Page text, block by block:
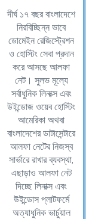
দীর্ঘ ১৭ বছর বাংলাদেশে
নিরবিচ্ছিন্ন ভাবে
ডোমেইন রেজিস্ট্রেশন
ও হোস্টিং সেবা প্রদান
করে আসছে আলফা
নেট। সুলভ মূল্যে
সর্বাধুনিক লিনাক্স এবং
উইন্ডোজ ওয়েব হোস্টিং
আমেরিকা অথবা
বাংলাদেশের ডাটাসেন্টারে
আলফা নেটের নিজস্ব
সার্ভারে রাখার ব্যবস্থা,
এছাড়াও আলফা নেট
দিচ্ছে লিনাক্স এবং
উইন্ডোস প্লাটফর্মে
অত্যাধুনিক ভার্চুয়াল